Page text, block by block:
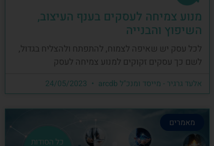
מנוע צמיחה לעסקים בענף העיצוב,
השיפוץ והבנייה
לכל עסק יש שאיפה לצמוח, להתפתח ולהצליח בגדול,
לשם כך עסקים זקוקים למנוע צמיחה לעסק
אלעד גרגיר - מייסד ומנכ"ל arcdb
מאמרים